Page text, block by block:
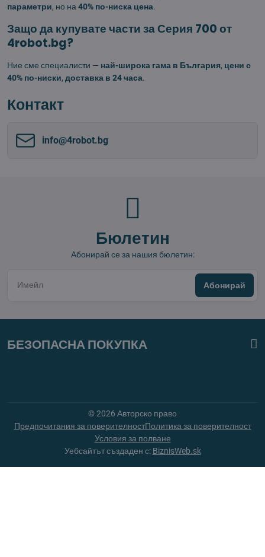
параметри, но на 40% по-ниска цена.
Защо да купувате части за Серия 700 от
4robot.bg?
Ние сме специалисти — най-широка гама в България, цени с
40% по-ниски, доставка в 24 часа.
Контакт
info​@4robot​.bg
Бюлетин
Абонирай се за нашия бюлетин:
Абонирай
БЕЗОПАСНА ПОКУПКА
©2026 Авторско право
Предпочитания за поверителностПолитика за поверителност
Условия за полване
Уебсайтът създаден с: BiznisWeb.sk